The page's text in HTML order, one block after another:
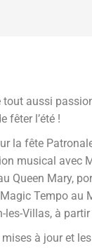
tout aussi
fêter l’été !
la fête
musical avec
Queen Mary,
Tempo au
les-Villas, à
mises à jour et